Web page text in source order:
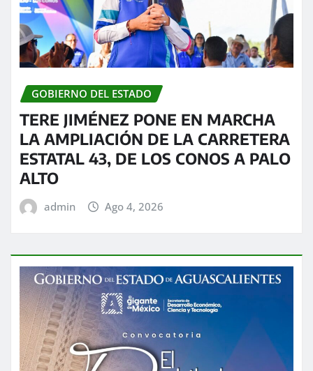
GOBIERNO DEL ESTADO
TERE JIMÉNEZ PONE EN MARCHA
LA AMPLIACIÓN DE LA CARRETERA
ESTATAL 43, DE LOS CONOS A PALO
ALTO
admin Ago 4, 2026